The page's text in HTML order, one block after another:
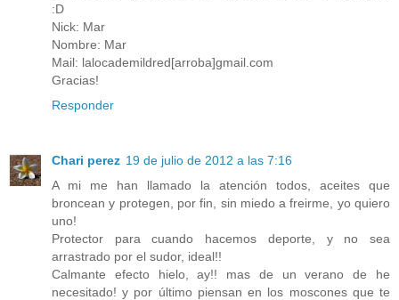
:D
Nick: Mar
Nombre: Mar
Mail: lalocademildred[arroba]gmail.com
Gracias!
Responder
Chari perez 19 de julio de 2012 a las 7:16
A mi me han llamado la atención todos, aceites que
broncean y protegen, por fin, sin miedo a freirme, yo quiero
uno!
Protector para cuando hacemos deporte, y no sea
arrastrado por el sudor, ideal!!
Calmante efecto hielo, ay!! mas de un verano de he
necesitado! y por último piensan en los moscones que te